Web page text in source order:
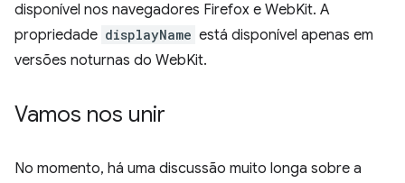
disponível nos navegadores Firefox e WebKit. A
propriedade displayName está disponível apenas em
versões noturnas do WebKit.
Vamos nos unir
No momento, há uma discussão muito longa sobre a